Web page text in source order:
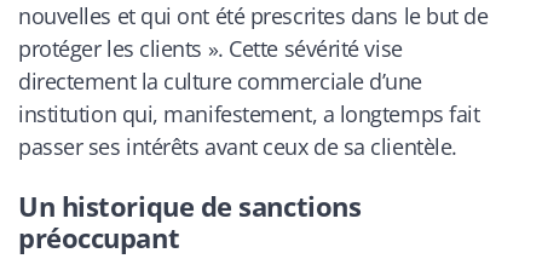
nouvelles et qui ont été prescrites dans le but de
protéger les clients ». Cette sévérité vise
directement la culture commerciale d’une
institution qui, manifestement, a longtemps fait
passer ses intérêts avant ceux de sa clientèle.
Un historique de sanctions
préoccupant